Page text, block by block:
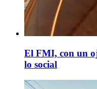
El FMI, con un